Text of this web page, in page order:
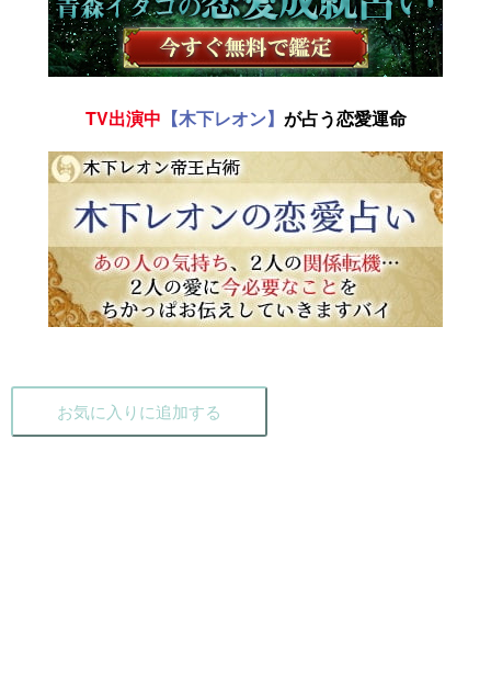
TV出演中 【木下レオン】 が占う恋愛運命
お気に入りに追加する